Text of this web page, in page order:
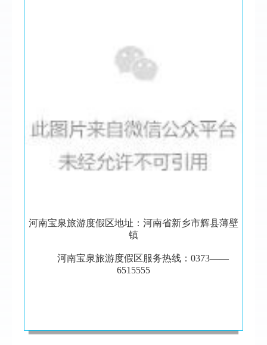
河南宝泉旅游度假区地址：河南省新乡市辉县薄壁
镇
河南宝泉旅游度假区服务热线：0373——
6515555